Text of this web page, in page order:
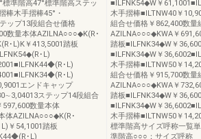
準階高47°標準階高ステッ
棒木手摺棒45°・
ップ13段組合せ価格
数量本体AZILNA○○○◆K(R･
･L)K￥413,5001踏板
･L)
･L)
･L)
エンドキャップ
ステップ14段組合
597,600数量本体
体AZILNA○○○◆K(R･
￥54,1001踏板
･L)
■ILFNK54◆W￥
木手摺棒■ILTNW40￥
組合せ価格￥862,400数量
AZILNA○○○◆KWA￥
踏板■ILFNK34◆W￥
■ILFNK34◆W￥
木手摺棒■ILTNW50￥
組合せ価格￥915,700数量
AZILNA○○○◆KWA￥
踏板■ILFNK34◆W￥
■ILFNK34◆W￥
木手摺棒■ILTNW50￥
標準階高サイズ呼称一覧
準階高○○○：サイズ呼称